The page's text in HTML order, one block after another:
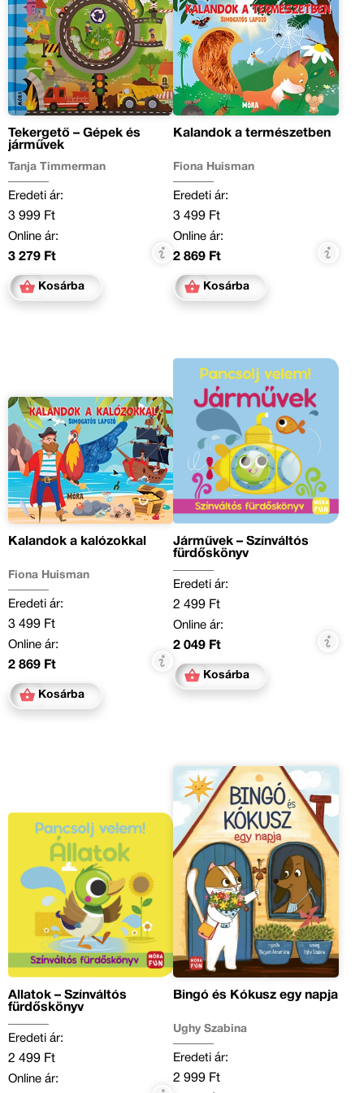
Tekergető – Gépek és
járművek
Tanja Timmerman
Eredeti ár:
3 999 Ft
Online ár:
3 279 Ft
Kosárba
Kalandok a természetben
Fiona Huisman
Eredeti ár:
3 499 Ft
Online ár:
2 869 Ft
Kosárba
Kalandok a kalózokkal
Fiona Huisman
Eredeti ár:
3 499 Ft
Online ár:
2 869 Ft
Kosárba
Járművek – Színváltós
fürdőskönyv
Eredeti ár:
2 499 Ft
Online ár:
2 049 Ft
Kosárba
Állatok – Színváltós
fürdőskönyv
Eredeti ár:
2 499 Ft
Online ár:
Bingó és Kókusz egy napja
Ughy Szabina
Eredeti ár:
2 999 Ft